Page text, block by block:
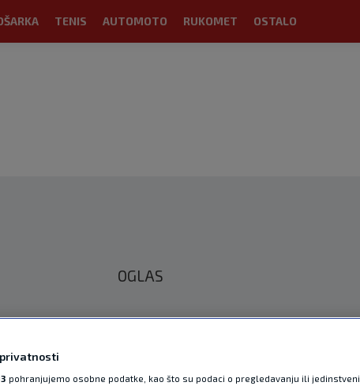
TENIS AUTOMOTO RUKOMET OSTALO
OGLAS
privatnosti
pohranjujemo osobne podatke, kao što su podaci o pregledavanju ili jedinstveni